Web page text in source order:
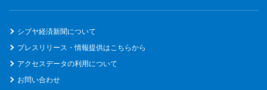
シブヤ経済新聞について
プレスリリース・情報提供はこちらから
アクセスデータの利用について
お問い合わせ